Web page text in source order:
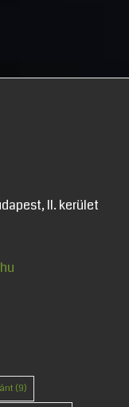
II. kerület
(9)